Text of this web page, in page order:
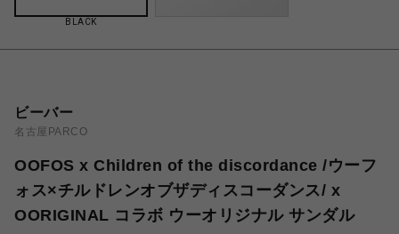
BLACK
ビーバー
名古屋PARCO
OOFOS x Children of the discordance /ウーフ
ォス×チルドレンオブザディスコーダンス/ x
OORIGINAL コラボ ウーオリジナル サンダル